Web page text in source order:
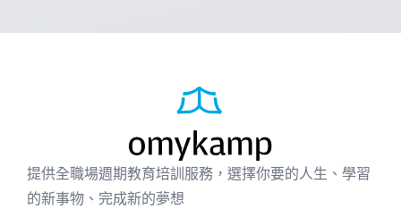
提供全職場週期教育培訓服務，選擇你要的人生、學習
的新事物、完成新的夢想